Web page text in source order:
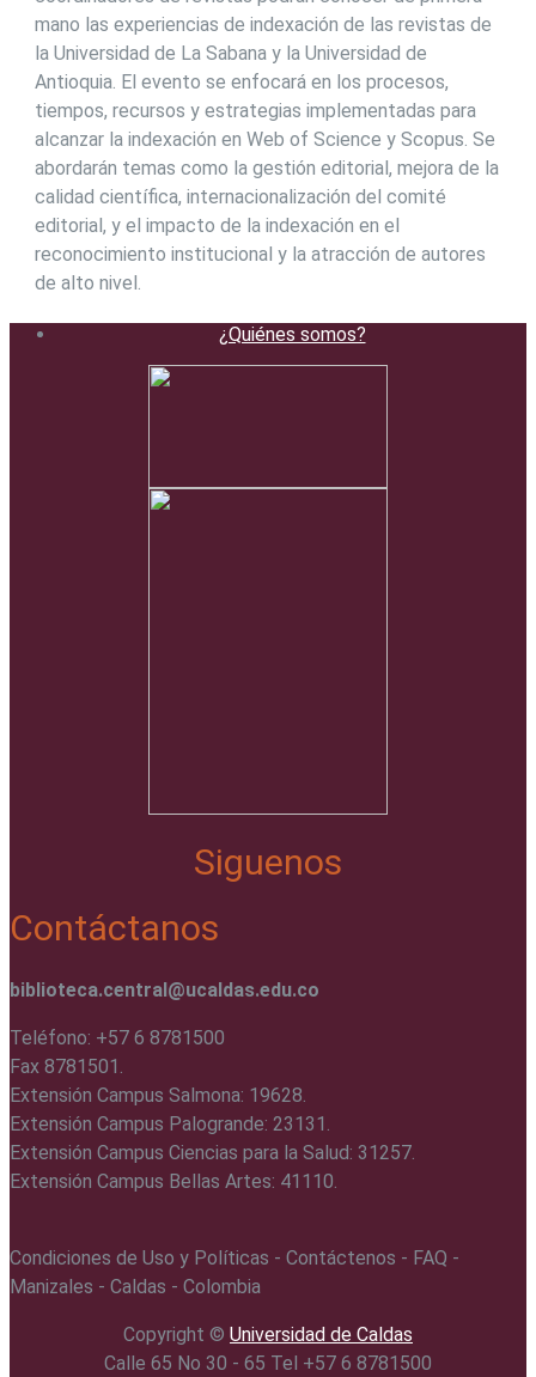
mano las experiencias de indexación de las revistas de
la Universidad de La Sabana y la Universidad de
Antioquia. El evento se enfocará en los procesos,
tiempos, recursos y estrategias implementadas para
alcanzar la indexación en Web of Science y Scopus. Se
abordarán temas como la gestión editorial, mejora de la
calidad científica, internacionalización del comité
editorial, y el impacto de la indexación en el
reconocimiento institucional y la atracción de autores
de alto nivel.
¿Quiénes somos?
Siguenos
Contáctanos
biblioteca.central@ucaldas.edu.co
Teléfono: +57 6 8781500
Fax 8781501.
Extensión Campus Salmona: 19628.
Extensión Campus Palogrande: 23131.
Extensión Campus Ciencias para la Salud: 31257.
Extensión Campus Bellas Artes: 41110.
Condiciones de Uso y Políticas - Contáctenos - FAQ -
Manizales - Caldas - Colombia
Copyright ©️ Universidad de Caldas
Calle 65 No 30 - 65 Tel +57 6 8781500